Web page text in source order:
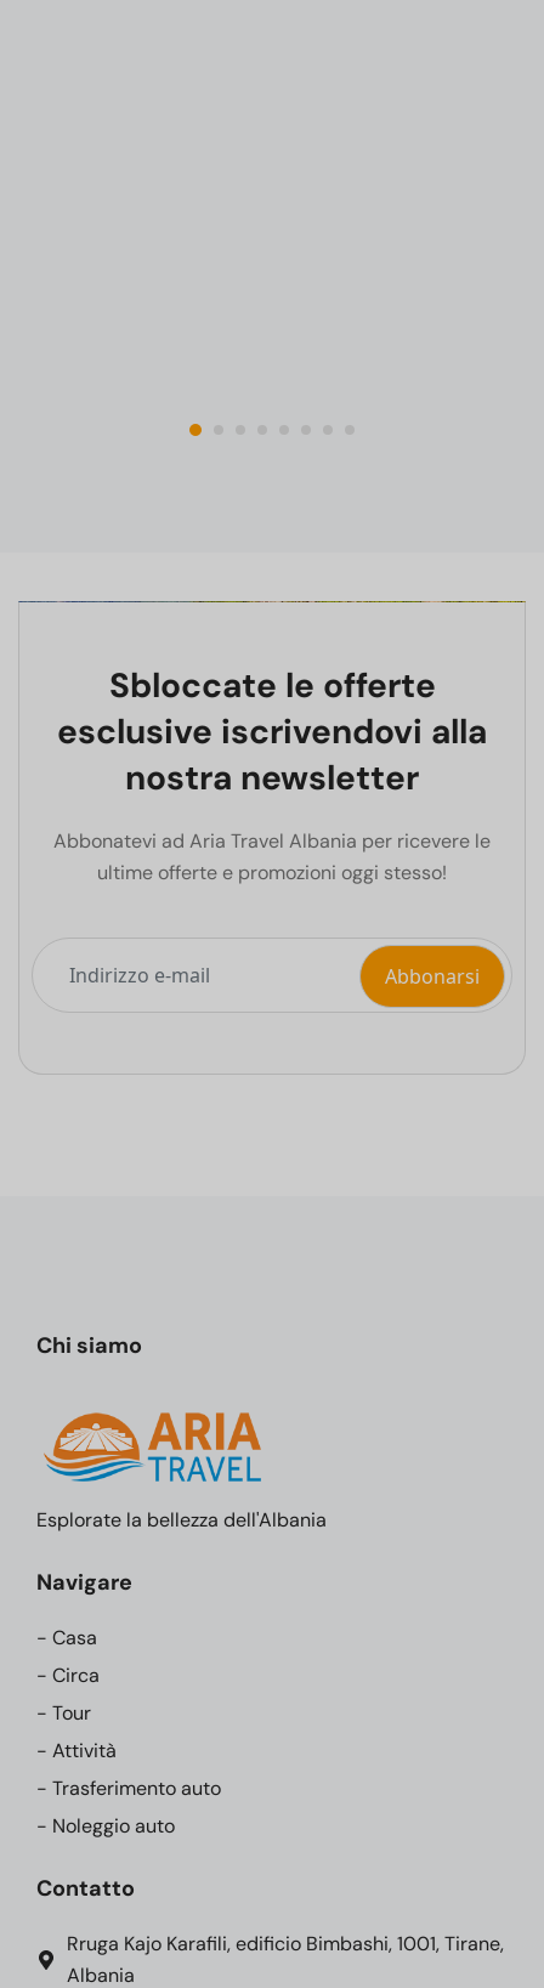
Sbloccate le offerte
esclusive iscrivendovi alla
nostra newsletter
Abbonatevi ad Aria Travel Albania per ricevere le
ultime offerte e promozioni oggi stesso!
Chi siamo
Esplorate la bellezza dell'Albania
Navigare
- Casa
- Circa
- Tour
- Attività
- Trasferimento auto
- Noleggio auto
Contatto
Rruga Kajo Karafili, edificio Bimbashi, 1001, Tirane,
Albania